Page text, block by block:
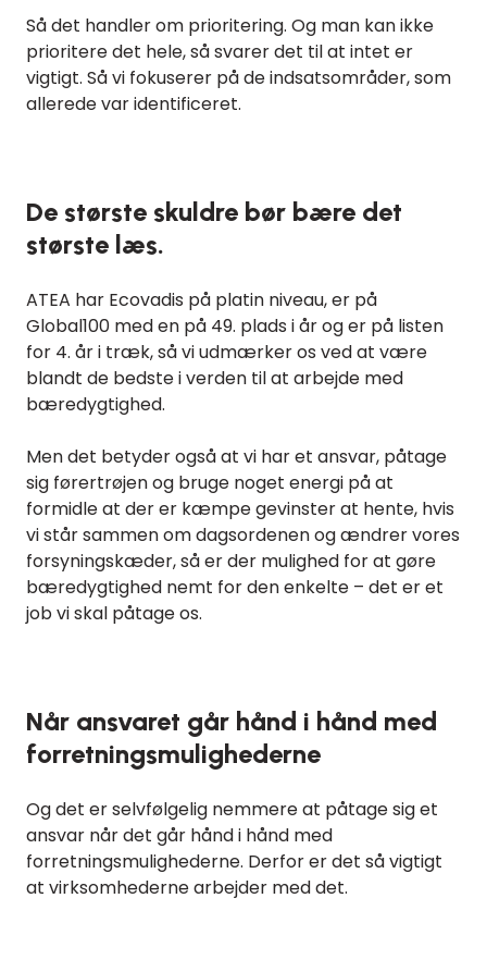
Så det handler om prioritering. Og man kan ikke
prioritere det hele, så svarer det til at intet er
vigtigt. Så vi fokuserer på de indsatsområder, som
allerede var identificeret.
De største skuldre bør bære det
største læs.
ATEA har Ecovadis på platin niveau, er på
Global100 med en på 49. plads i år og er på listen
for 4. år i træk, så vi udmærker os ved at være
blandt de bedste i verden til at arbejde med
bæredygtighed.
Men det betyder også at vi har et ansvar, påtage
sig førertrøjen og bruge noget energi på at
formidle at der er kæmpe gevinster at hente, hvis
vi står sammen om dagsordenen og ændrer vores
forsyningskæder, så er der mulighed for at gøre
bæredygtighed nemt for den enkelte – det er et
job vi skal påtage os.
Når ansvaret går hånd i hånd med
forretningsmulighederne
Og det er selvfølgelig nemmere at påtage sig et
ansvar når det går hånd i hånd med
forretningsmulighederne. Derfor er det så vigtigt
at virksomhederne arbejder med det.